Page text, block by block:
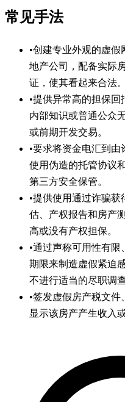
常见手法
•创建专业外观的虚假
地产公司，配备实际
证，使其看起来合法。
•提供异常高的担保回
内部知识或普通公众
或前期开发交易。
•要求将资金电汇到由
使用伪造的托管协议
第三方安全保管。
•提供使用通过诈骗获
估、产权报告和房产
高或没有产权担保。
•通过声称可用性有限
期限来制造虚假紧迫
不进行适当的尽职调查
•签发虚假房产税文件
显示该房产产生收入